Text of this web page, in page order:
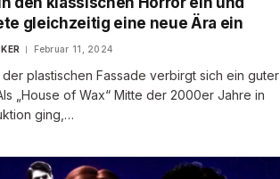
gleichzeitig eine neue Ära ein
Februar 11, 2024
der plastischen Fassade verbirgt sich ein guter
„House of Wax“ Mitte der 2000er Jahre in
ging,…